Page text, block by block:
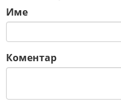
Име
Коментар